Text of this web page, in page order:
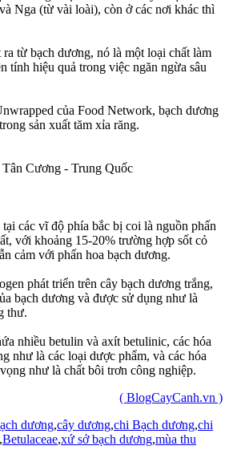
Nga (từ vài loài), còn ở các nơi khác thì
từ bạch dương, nó là một loại chất làm
tính hiệu quả trong việc ngăn ngừa sâu
của Food Network, bạch dương
sản xuất tăm xỉa răng.
Cương - Trung Quốc
tại các vĩ độ phía bắc bị coi là nguồn phấn
với khoảng 15-20% trường hợp sốt cỏ
cảm với phấn hoa bạch dương.
phát triển trên cây bạch dương trắng,
bạch dương và được sử dụng như là
thư.
nhiều betulin và axít betulinic, các hóa
như là các loại dược phẩm, và các hóa
như là chất bôi trơn công nghiệp.
( BlogCayCanh.vn )
dương,cây dương,chi Bạch dương,chi
,Betulaceae,xứ sở bạch dương,mùa thu